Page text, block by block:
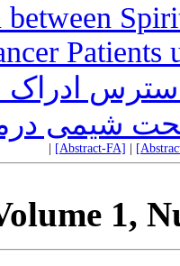
Patients
ادراک
تحت شیمی
[Abstract-FA]
1,